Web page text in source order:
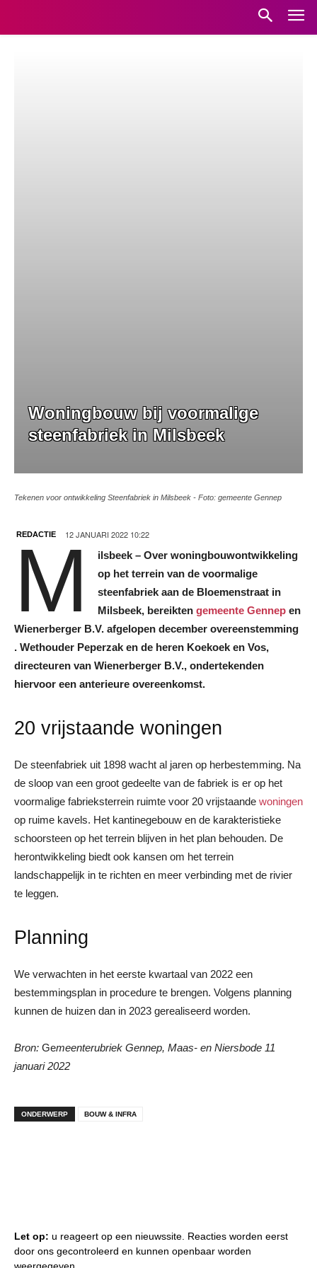
Woningbouw bij voormalige
steenfabriek in Milsbeek
Tekenen voor ontwikkeling Steenfabriek in Milsbeek - Foto: gemeente Gennep
REDACTIE 12 JANUARI 2022 10:22
M ilsbeek – Over woningbouwontwikkeling
op het terrein van de voormalige
steenfabriek aan de Bloemenstraat in
Milsbeek, bereikten gemeente Gennepen
Wienerberger B.V. afgelopen december overeenstemming
. Wethouder Peperzak en de heren Koekoek en Vos,
directeuren van Wienerberger B.V., ondertekenden
hiervoor een anterieure overeenkomst.
20 vrijstaande woningen
De steenfabriek uit 1898 wacht al jaren op herbestemming. Na
de sloop van een groot gedeelte van de fabriek is er op het
voormalige fabrieksterrein ruimte voor 20 vrijstaande woningen
op ruime kavels. Het kantinegebouw en de karakteristieke
schoorsteen op het terrein blijven in het plan behouden. De
herontwikkeling biedt ook kansen om het terrein
landschappelijk in te richten en meer verbinding met de rivier
te leggen.
Planning
We verwachten in het eerste kwartaal van 2022 een
bestemmingsplan in procedure te brengen. Volgens planning
kunnen de huizen dan in 2023 gerealiseerd worden.
Bron: Gemeenterubriek Gennep, Maas- en Niersbode 11
januari 2022
ONDERWERP BOUW & INFRA
Let op: u reageert op een nieuwssite. Reacties worden eerst
door ons gecontroleerd en kunnen openbaar worden
weergegeven.